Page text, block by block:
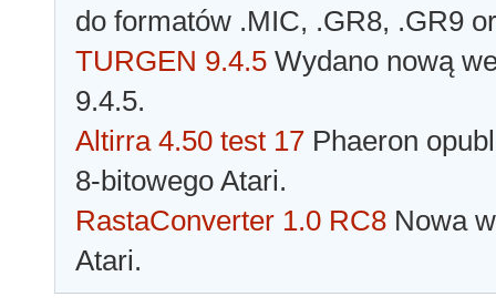
do formatów .MIC, .GR8, .GR9
TURGEN 9.4.5 Wydano nową
9.4.5.
Altirra 4.50 test 17 Phaeron
8-bitowego Atari.
RastaConverter 1.0 RC8 Nowa
Atari.